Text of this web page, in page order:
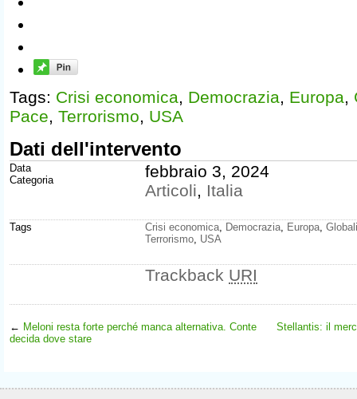
Tags: Crisi economica, Democrazia, Europa,
Pace, Terrorismo, USA
Dati dell'intervento
Data
Categoria
febbraio 3, 2024
Articoli, Italia
Tags Crisi economica, Democrazia, Europa,
Terrorismo, USA
Trackback URI
← Meloni resta forte perché manca alternativa. Conte
decida dove stare
Stellantis: il